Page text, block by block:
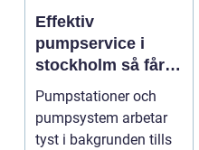
Effektiv
pumpservice i
stockholm så får
du driftsäkra
anläggningar året
runt
Pumpstationer och
pumpsystem arbetar
tyst i bakgrunden tills